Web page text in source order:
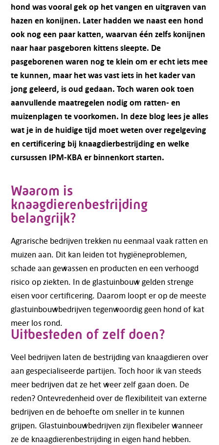
hond was vooral gek op het vangen en uitgraven van
hazen en konijnen. Later hadden we naast een hond
ook nog een paar katten, waarvan één zelfs konijnen
naar haar pasgeboren kittens sleepte. De
pasgeborenen waren nog te klein om er echt iets mee
te kunnen, maar het was vast iets in het kader van
jong geleerd, is oud gedaan. Toch waren ook toen
aanvullende maatregelen nodig om ratten- en
muizenplagen te voorkomen. In deze blog lees je alles
wat je in de huidige tijd moet weten over regelgeving
en certificering bij knaagdierbestrijding en welke
cursussen IPM-KBA er binnenkort starten.
Waarom is
knaagdierenbestrijding
belangrijk?
Agrarische bedrijven trekken nu eenmaal vaak ratten en
muizen aan. Dit kan leiden tot hygiëneproblemen,
schade aan gewassen en producten en een verhoogd
risico op ziekten. In de glastuinbouw gelden strenge
eisen voor certificering. Daarom loopt er op de meeste
glastuinbouwbedrijven tegenwoordig geen hond of kat
meer los rond.
Uitbesteden of zelf doen?
Veel bedrijven laten de bestrijding van knaagdieren over
aan gespecialiseerde partijen. Toch hoor ik van steeds
meer bedrijven dat ze het weer zelf gaan doen. De
reden? Ontevredenheid over de flexibiliteit van externe
bedrijven en de behoefte om sneller in te kunnen
grijpen. Glastuinbouwbedrijven zijn flexibeler wanneer
ze de knaagdierenbestrijding in eigen hand hebben.